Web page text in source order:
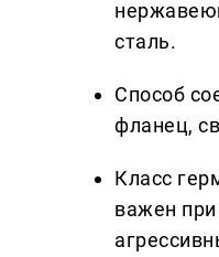
сталь.
Способ
фланец,
Класс
важен при